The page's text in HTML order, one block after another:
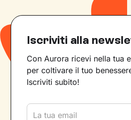
Iscriviti alla
Con Aurora ricevi nella tua
per coltivare il tuo
Iscriviti subito!